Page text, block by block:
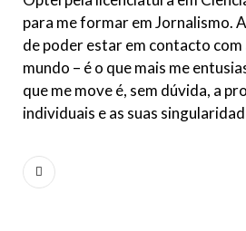
para me formar em Jornalismo.
de poder estar em contacto com
mundo – é o que mais me
que me move é, sem dúvida, a
individuais e as suas